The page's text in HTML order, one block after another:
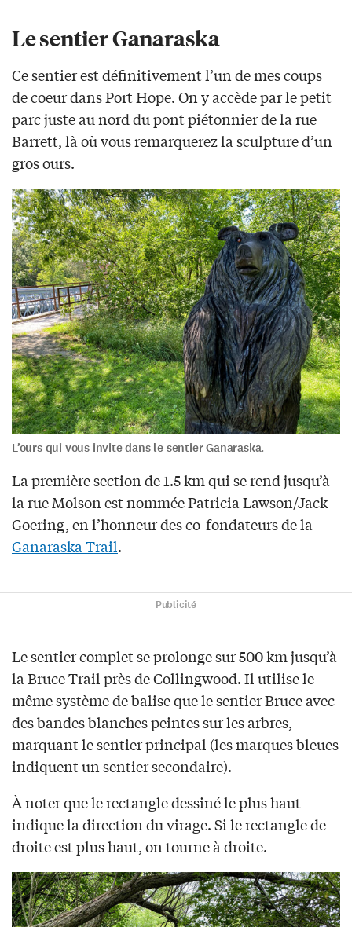
Le sentier Ganaraska
Ce sentier est définitivement l’un de mes coups
de coeur dans Port Hope. On y accède par le petit
parc juste au nord du pont piétonnier de la rue
Barrett, là où vous remarquerez la sculpture d’un
gros ours.
L’ours qui vous invite dans le sentier Ganaraska.
La première section de 1.5 km qui se rend jusqu’à
la rue Molson est nommée Patricia Lawson/Jack
Goering, en l’honneur des co-fondateurs de la
Ganaraska Trail.
Publicité
Le sentier complet se prolonge sur 500 km jusqu’à
la Bruce Trail près de Collingwood. Il utilise le
même système de balise que le sentier Bruce avec
des bandes blanches peintes sur les arbres,
marquant le sentier principal (les marques bleues
indiquent un sentier secondaire).
À noter que le rectangle dessiné le plus haut
indique la direction du virage. Si le rectangle de
droite est plus haut, on tourne à droite.